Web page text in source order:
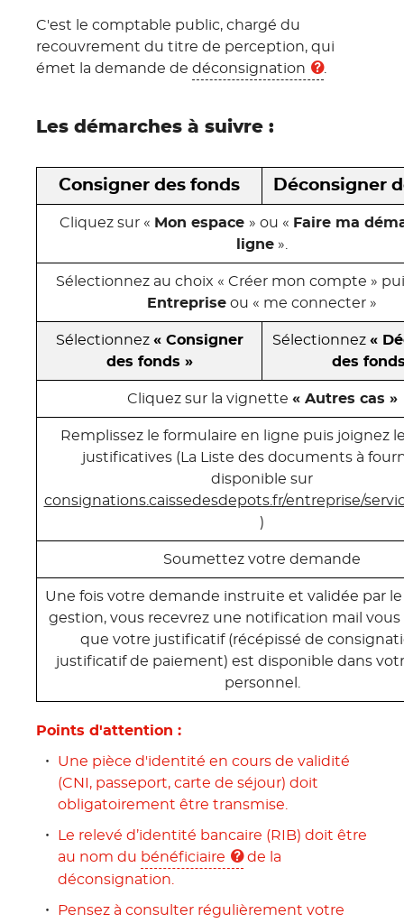
C'est le comptable public, chargé du
recouvrement du titre de perception, qui
émet la demande de déconsignation .
Les démarches à suivre :
Consigner des fonds Déconsigner
Cliquez sur « Mon espace » ou « Faire ma
ligne ».
Sélectionnez au choix « Créer mon compte »
Entreprise ou « me connecter »
Sélectionnez « Consigner
des fonds »
Sélectionnez «
des
Cliquez sur la vignette « Autres cas »
Remplissez le formulaire en ligne puis joignez
justificatives (La Liste des documents à
disponible sur
consignations.caissedesdepots.fr/entreprise/
)
Soumettez votre demande
Une fois votre demande instruite et validée par
gestion, vous recevrez une notification mail
que votre justificatif (récépissé de
justificatif de paiement) est disponible dans
personnel.
Points d'attention :
Une pièce d'identité en cours de validité
(CNI, passeport, carte de séjour) doit
obligatoirement être transmise.
Le relevé d’identité bancaire (RIB) doit être
au nom du bénéficiaire
de la
déconsignation.
Pensez à consulter régulièrement votre